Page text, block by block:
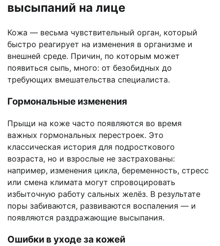
высыпаний на лице
Кожа — весьма чувствительный орган, который
быстро реагирует на изменения в организме и
внешней среде. Причин, по которым может
появиться сыпь, много: от безобидных до
требующих вмешательства специалиста.
Гормональные изменения
Прыщи на коже часто появляются во время
важных гормональных перестроек. Это
классическая история для подросткового
возраста, но и взрослые не застрахованы:
например, изменения цикла, беременность, стресс
или смена климата могут спровоцировать
избыточную работу сальных желёз. В результате
поры забиваются, развиваются воспаления — и
появляются раздражающие высыпания.
Ошибки в уходе за кожей